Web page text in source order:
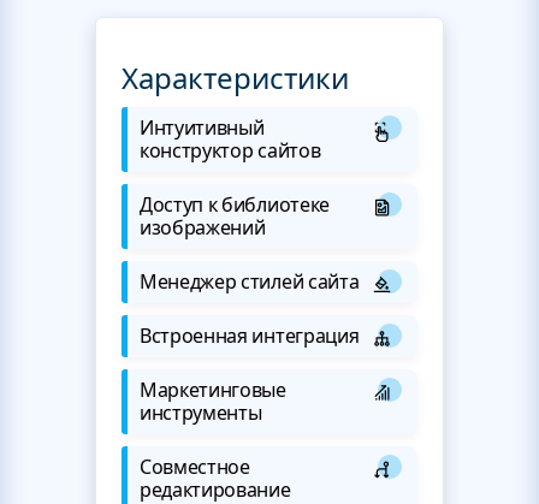
Характеристики
Интуитивный
конструктор сайтов
Доступ к библиотеке
изображений
Менеджер стилей сайта
Встроенная интеграция
Маркетинговые
инструменты
Совместное
редактирование